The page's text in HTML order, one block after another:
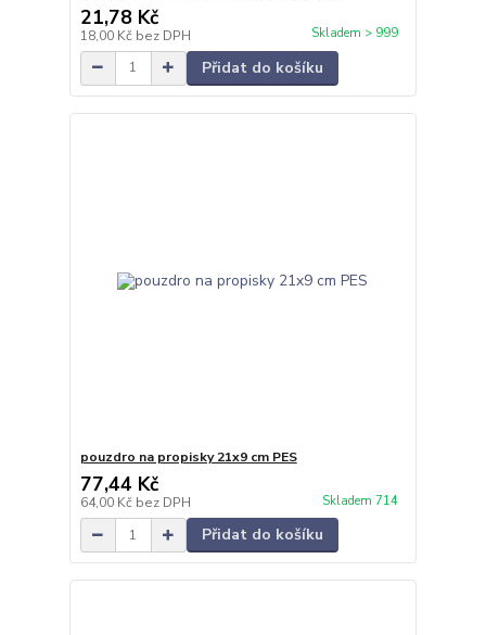
21,78 Kč
18,00 Kč bez DPH Skladem > 999
Přidat do košíku
pouzdro na propisky 21x9 cm PES
77,44 Kč
64,00 Kč bez DPH Skladem 714
Přidat do košíku